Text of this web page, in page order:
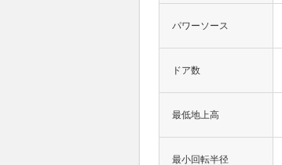
パワーソース
ドア数
最低地上高
最小回転半径